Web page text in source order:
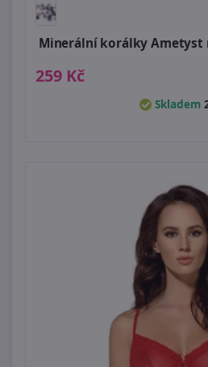
Minerální korálky Ametyst
259 Kč
Skladem